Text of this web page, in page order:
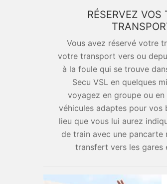
RÉSERVEZ
Vous avez réservé votre
votre transport vers ou
à la foule qui se trouve
Secu VSL en quelques
voyagez en groupe ou
véhicules adaptes pour vos
lieu que vous lui aurez
de train avec une
transfert vers les gares